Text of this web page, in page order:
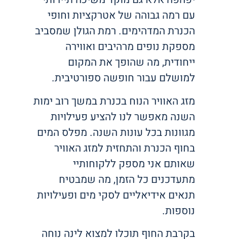
עם רמה גבוהה של אטרקציות וחופי
הכנרת המדהימים. רמת הגולן שמסביב
מספקת נופים מרהיבים ואווירה
ייחודית, מה שהופך את המקום
למושלם עבור חופשה ספורטיבית.
מזג האוויר הנוח בכנרת במשך רוב ימות
השנה מאפשר לנו להציע פעילויות
מגוונות בכל עונות השנה. מפלס המים
בחוף הכנרת והתחזית למזג האוויר
שאותם אני מספק ללקוחותיי
מתעדכנים כל הזמן, מה שמבטיח
תנאים אידיאליים לסקי מים ופעילויות
נוספות.
בקרבת החוף תוכלו למצוא לינה נוחה